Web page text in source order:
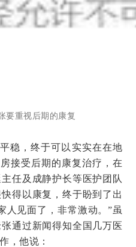
要重视后期的康复
稳，终于可以实实在在地
接受后期的康复治疗，在
任及成静护长等医护团队
得以康复，终于盼到了出
人见面了，非常激动。”虽
通过新闻得知全国几万医
，他说：